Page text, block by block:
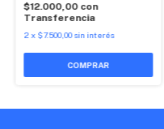
$12.000,00 con
Transferencia
2x $7.500,00 sin interés
COMPRAR